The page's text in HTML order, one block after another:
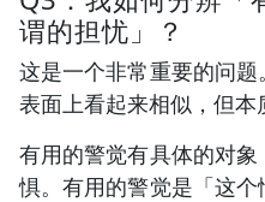
谓的担忧」？
这是一个非常重要的问
表面上看起来相似，但本
有用的警觉有具体的对
惧。有用的警觉是「这